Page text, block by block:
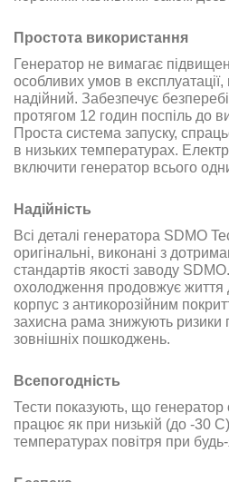
Простота використання
Генератор не вимагає
особливих умов в експлуатації,
надійний. Забезпечує
протягом 12 годин поспіль до
Проста система запуску,
в низьких температурах.
включити генератор всього
Надійність
Всі деталі генератора SDMO
оригінальні, виконані з
стандартів якості заводу
охолодження продовжує життя
корпус з антикорозійним
захисна рама знижують ризики
зовнішніх пошкоджень.
Всепогодність
Тести показують, що генератор
працює як при низькій (до -30
температурах повітря при будь-